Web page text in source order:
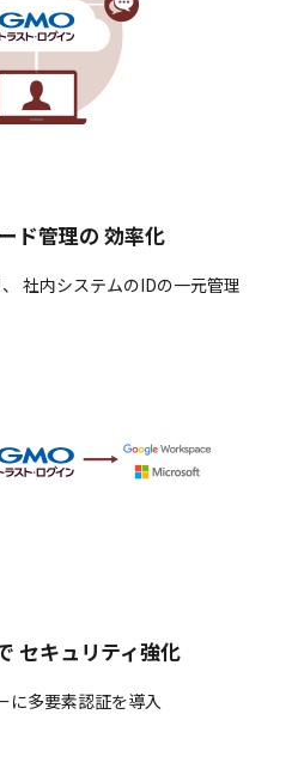
ド管理の 効率化
社内システムのIDの一元管理
セキュリティ強化
に多要素認証を導入